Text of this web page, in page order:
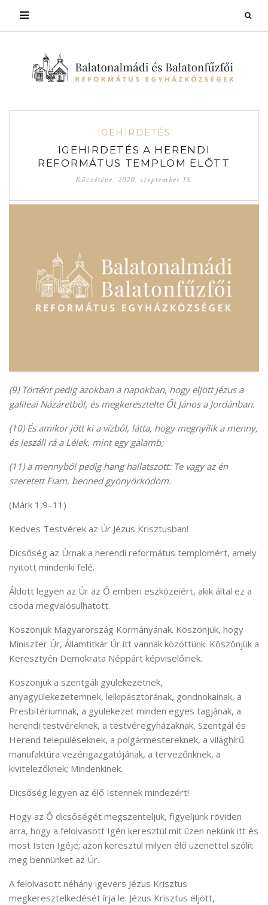
IGEHIRDETÉS
IGEHIRDETÉS A HERENDI
REFORMÁTUS TEMPLOM ELŐTT
Közzétéve: 2020. szeptember 13.
(9) Történt pedig azokban a napokban, hogy eljött Jézus a
galileai Názáretből, és megkeresztelte Őt János a Jordánban.
(10) És amikor jött ki a vízből, látta, hogy megnyílik a menny,
és leszáll rá a Lélek, mint egy galamb;
(11) a mennyből pedig hang hallatszott: Te vagy az én
szeretett Fiam, benned gyönyörködöm.
(Márk 1,9–11)
Kedves Testvérek az Úr Jézus Krisztusban!
Dicsőség az Úrnak a herendi református templomért, amely
nyitott mindenki felé.
Áldott legyen az Úr az Ő emberi eszközeiért, akik által ez a
csoda megvalósulhatott.
Köszönjük Magyarország Kormányának. Köszönjük, hogy
Miniszter Úr, Államtitkár Úr itt vannak közöttünk. Köszönjük a
Keresztyén Demokrata Néppárt képviselőinek.
Köszönjük a szentgáli gyülekezetnek,
anyagyülekezetemnek, lelkipásztorának, gondnokainak, a
Presbitériumnak, a gyülekezet minden egyes tagjának, a
herendi testvéreknek, a testvéregyházaknak, Szentgál és
Herend településeknek, a polgármestereknek, a világhírű
manufaktúra vezérigazgatójának, a tervezőnknek, a
kivitelezőknek; Mindenkinek.
Dicsőség legyen az élő Istennek mindezért!
Hogy az Ő dicsőségét megszenteljük, figyeljünk röviden
arra, hogy a felolvasott Igén keresztül mit üzen nekünk itt és
most Isten Igéje; azon keresztül milyen élő üzenettel szólít
meg bennünket az Úr.
A felolvasott néhány igevers Jézus Krisztus
megkeresztelkedését írja le. Jézus Krisztus eljött,